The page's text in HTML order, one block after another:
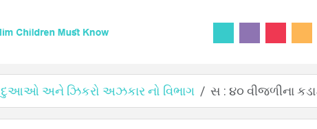
દુઆઓ અને ઝિકરો અઝકાર નો વિભાગ સ : ૪૦ વીજળીના